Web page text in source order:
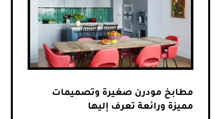
مطابخ مودرن صغيرة وتصميمات
مميزة ورائعة تعرف إليها